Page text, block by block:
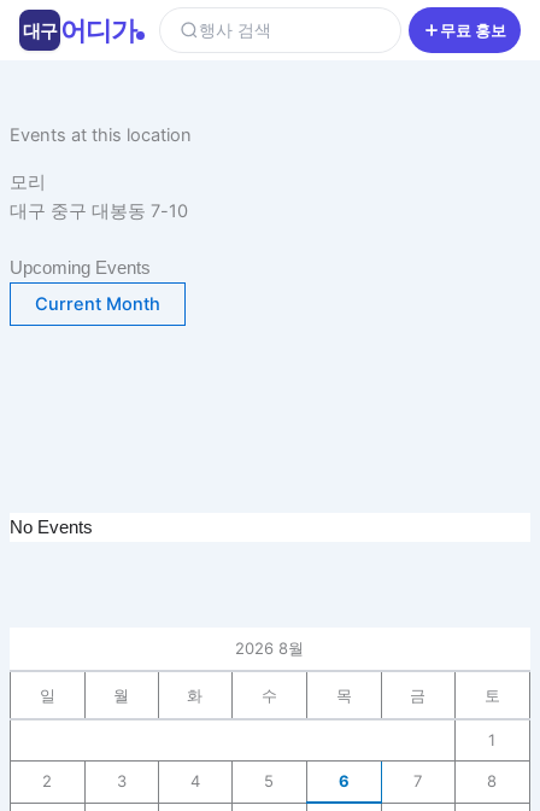
건
뛰
기
Events at this location
모리
대구 중구 대봉동 7-10
Upcoming Events
Current Month
No Events
2026 8월
일 월 화 수 목 금 토
1
2 3 4 5 6 7 8
대구 어디가 행사 검색 무료 홍보